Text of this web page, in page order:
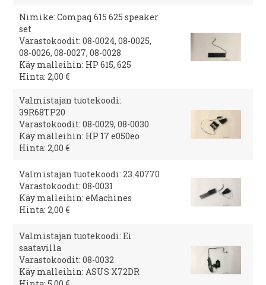
Nimike: Compaq 615 625 speaker
set
Varastokoodit: 08-0024, 08-0025,
08-0026, 08-0027, 08-0028
Käy malleihin: HP 615, 625
Hinta: 2,00 €
Valmistajan tuotekoodi:
39R68TP20
Varastokoodit: 08-0029, 08-0030
Käy malleihin: HP 17 e050eo
Hinta: 2,00 €
Valmistajan tuotekoodi: 23.40770
Varastokoodit: 08-0031
Käy malleihin: eMachines
Hinta: 2,00 €
Valmistajan tuotekoodi: Ei
saatavilla
Varastokoodit: 08-0032
Käy malleihin: ASUS X72DR